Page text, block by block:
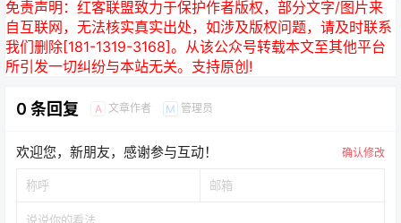
免责声明： 红客联盟致力于保护作者版权，部分文字/图片来
自互联网，无法核实真实出处，如涉及版权问题，请及时联系
我们删除[181-1319-3168]。从该公众号转载本文至其他平台
所引发一切纠纷与本站无关。支持原创!
0 条回复 A 文章作者 M 管理员
欢迎您，新朋友，感谢参与互动！ 确认修改